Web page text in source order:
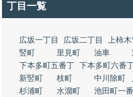
丁目一覧
広坂一丁目 広坂二丁目 上柿
竪町
里見町 油車
下本多町五番丁 下本多町六番
新竪町
枝町 中川除町
杉浦町
水溜町 池田町一